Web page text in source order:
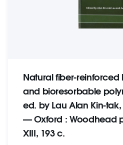
Natural fiber-
and bioresorbable
ed. by Lau Alan Kin-tak,
— Oxford : Woodhead
XIII, 193 c.